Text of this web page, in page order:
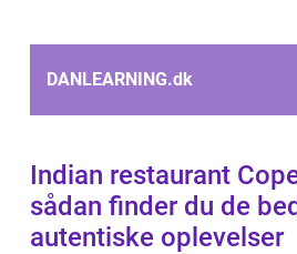
DANLEARNING.dk
Indian restaurant
sådan finder du de
autentiske oplevelser